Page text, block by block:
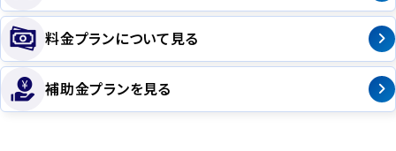
料金プランについて見る
補助金プランを見る